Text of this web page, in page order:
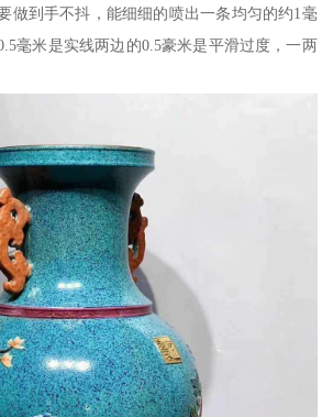
做到手不抖，能细细的喷出一条均匀的约1毫
毫米是实线两边的0.5豪米是平滑过度，一两